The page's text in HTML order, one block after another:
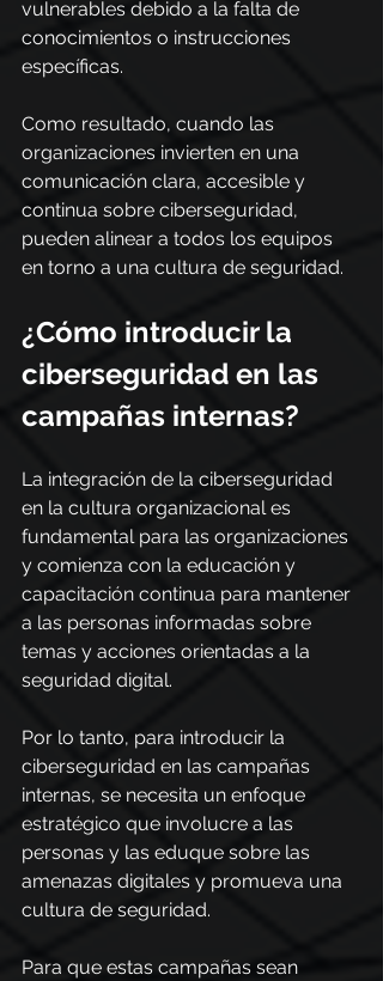
vulnerables debido a la falta de
conocimientos o instrucciones
específicas.
Como resultado, cuando las
organizaciones invierten en una
comunicación clara, accesible y
continua sobre ciberseguridad,
pueden alinear a todos los equipos
en torno a una cultura de seguridad.
¿Cómo introducir la
ciberseguridad en las
campañas internas?
La integración de la ciberseguridad
en la cultura organizacional es
fundamental para las organizaciones
y comienza con la educación y
capacitación continua para mantener
a las personas informadas sobre
temas y acciones orientadas a la
seguridad digital.
Por lo tanto, para introducir la
ciberseguridad en las campañas
internas, se necesita un enfoque
estratégico que involucre a las
personas y las eduque sobre las
amenazas digitales y promueva una
cultura de seguridad.
Para que estas campañas sean